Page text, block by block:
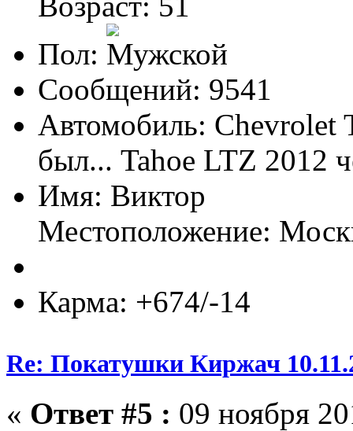
Пол:
Сообщений: 9541
Автомобиль: Chevrolet
был... Tahoe LTZ 2012
Имя: Виктор
Местоположение:
Карма: +674/-14
Re: Покатушки Киржач
« Ответ #5 : 09 ноября